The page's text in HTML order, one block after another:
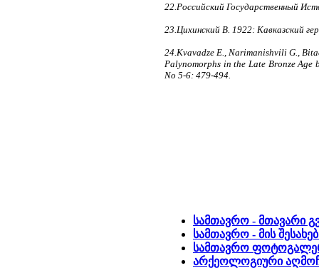
22.Российский Государственный
23.Цихинский В. 1922: Кавказский
24.Kvavadze E., Narimanishvili G.,
Palynomorphs in the Late Bronze
No 5-6: 479-494.
სამთავრო - მთავარი
სამთავრო - მის
სამთავრო
არქეოლოგიური